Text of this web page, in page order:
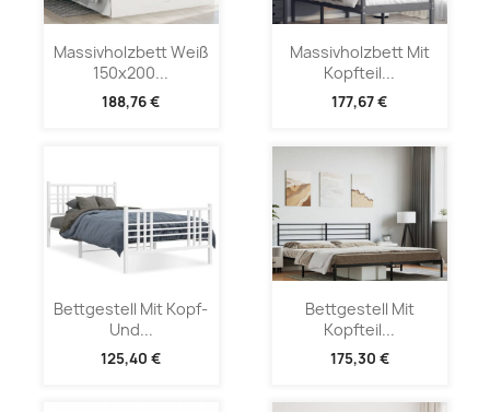
Massivholzbett Weiß
150x200...
188,76 €
Massivholzbett Mit
Kopfteil...
177,67 €
Bettgestell Mit Kopf-
Und...
125,40 €
Bettgestell Mit
Kopfteil...
175,30 €